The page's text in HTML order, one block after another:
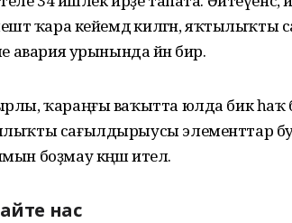
ҡара кейемдә килгән,
авария урынында йән бирә.
ҡараңғы ваҡытта юлда бик һаҡ
сағылдырыусы элементтар
боҙмау кәңәш ителә.
нас